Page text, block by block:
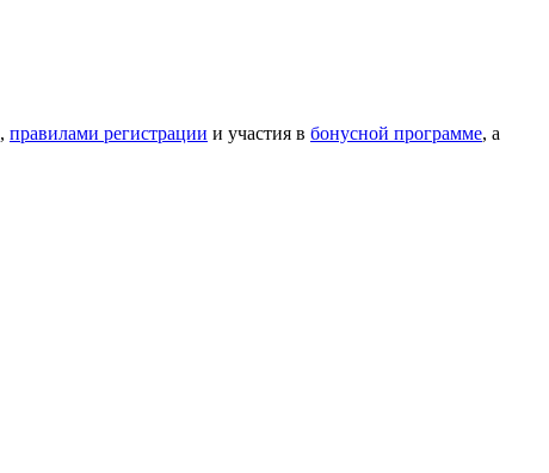
, правилами регистрации и участия в бонусной программе, а